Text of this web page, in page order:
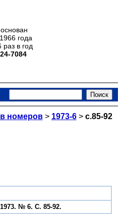
года
раз в год
7084
номеров> 1973-6> с.85-92
№ 6. С. 85-92.